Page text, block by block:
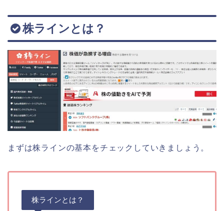
株ラインとは？
まずは株ラインの基本をチェックしていきましょう。
株ラインとは？